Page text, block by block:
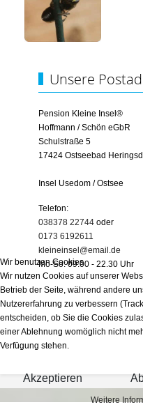
Unsere
Pension Kleine Insel®
Hoffmann / Schön eGbR
Schulstraße 5
17424 Ostseebad
Insel Usedom / Ostsee
Telefon:
038378 22744 oder
0173 6192611
kleineinsel@email.de
Mo-So: 09.00 - 22.30 Uhr
Wir benutzen Cookies
Wir nutzen Cookies auf unserer
Betrieb der Seite, während andere
Nutzererfahrung zu verbessern
entscheiden, ob Sie die Cookies
einer Ablehnung womöglich nicht
Verfügung stehen.
Akzeptieren
Weitere